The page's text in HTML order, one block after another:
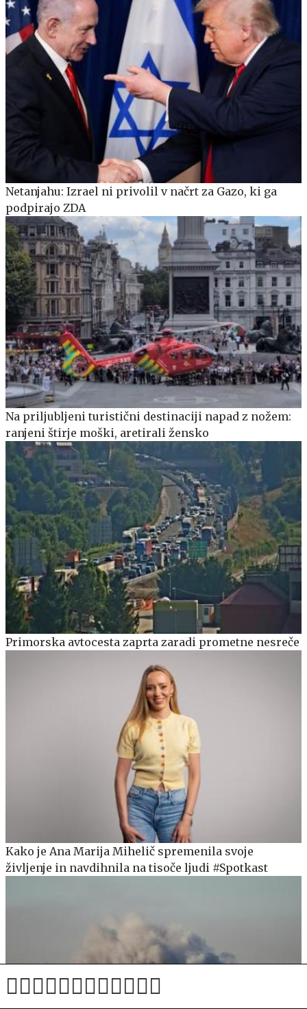
Netanjahu: Izrael ni privolil v načrt za Gazo, ki ga
podpirajo ZDA
Na priljubljeni turistični destinaciji napad z nožem:
ranjeni štirje moški, aretirali žensko
Primorska avtocesta zaprta zaradi prometne nesreče
Kako je Ana Marija Mihelič spremenila svoje
življenje in navdihnila na tisoče ljudi #Spotkast